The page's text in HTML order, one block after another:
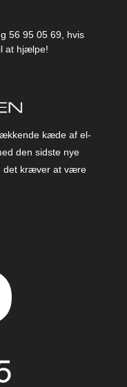
56 95 05 69, hvis
at hjælpe!
kæde af el-
den sidste nye
det kræver at være